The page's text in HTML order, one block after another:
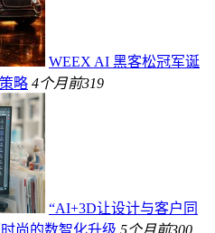
WEEX AI 黑客松冠军诞
略 4个月前319
“AI+3D让设计与客户同
尚的数智化升级 5个月前300